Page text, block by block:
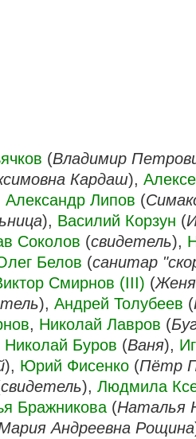
(Владимир
Кардаш),
Александр Липов (
), Василий Корзун (
Соколов (свидетель),
Белов (санитар
Смирнов (III) (
), Андрей Толубеев (
, Николай Лавров (
Николай Буров (Ваня),
), Юрий Фисенко (Пётр
свидетель), Людмила
Бражникова (Наталья
Андреевна Рощина